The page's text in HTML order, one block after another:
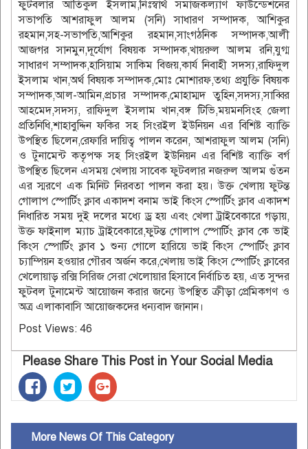
ফুটবলার আতিকুল ইসলাম,নিঃস্বার্থ সমাজকল্যাণ ফাউন্ডেশনের
সভাপতি আশরাফুল আলম (সনি) সাধারণ সম্পাদক, আশিকুর
রহমান,সহ-সভাপতি,আশিকুর রহমান,সাংগঠনিক সম্পাদক,আলী
আজগর সানমুন,দূর্যোগ বিষয়ক সম্পাদক,খায়রুল আলম রনি,যুগ্ম
সাধারণ সম্পাদক,হাসিয়াম সাকিম বিজয়,কার্য নিবাহী সদস্য,রাফিদুল
ইসলাম খান,অর্থ বিষয়ক সম্পাদক,মোঃ মোশারফ,তথ্য প্রযুক্তি বিষয়ক
সম্পাদক,আল-আমিন,প্রচার সম্পাদক,মোহাম্মদ তুহিন,সদস্য,সাব্বির
আহমেদ,সদস্য, রাফিদুল ইসলাম খান,বঙ্গ টিভি,ময়মনসিংহ জেলা
প্রতিনিধি,শাহাবুদ্দিন ফকির সহ সিংরইল ইউনিয়ন এর বিশিষ্ট ব্যাক্তি
উপস্থিত ছিলেন,রেফারি দায়িত্ব পালন করেন, আশরাফুল আলম (সনি)
ও টুনামেন্ট কতৃপক্ষ সহ সিংরইল ইউনিয়ন এর বিশিষ্ট ব্যাক্তি বর্গ
উপস্থিত ছিলেন এসময় খেলায় সাবেক ফুটবলার নজরুল আলম গুঁতন
এর স্মরণে এক মিনিট নিরবতা পালন করা হয়। উক্ত খেলায় ফুটন্ত
গোলাপ স্পোর্টিং ক্লাব একাদশ বনাম ভাই কিংস স্পোর্টিং ক্লাব একাদশ
নিধারিত সময় দুই দলের মধ্যে ড্র হয় এবং খেলা ট্রাইবেকারে গড়ায়,
উক্ত ফাইনাল ম্যাচ ট্রাইবেকারে,ফুটন্ত গোলাপ স্পোর্টিং ক্লাব কে ভাই
কিংস স্পোর্টিং ক্লাব ১ শুন্য গোলে হারিয়ে ভাই কিংস স্পোর্টিং ক্লাব
চ্যাম্পিয়ন হওয়ার গৌরব অর্জন করে,খেলায় ভাই কিংস স্পোর্টিং ক্লাবের
খেলোয়াড় রক্সি সিরিজ সেরা খেলোয়ার হিসাবে নির্বাচিত হয়, এত সুন্দর
ফুটবল টুনামেন্ট আয়োজন করার জন্যে উপস্থিত ক্রীড়া প্রেমিকগণ ও
অত্র এলাকাবাসি আয়োজকদের ধন্যবাদ জানান।
Post Views: 46
Please Share This Post in Your Social Media
More News Of This Category